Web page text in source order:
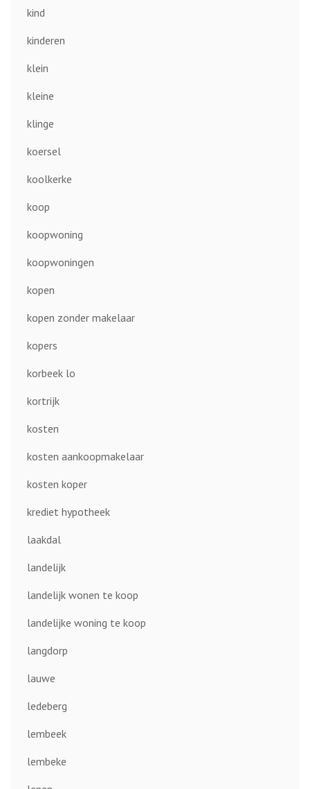
kind
kinderen
klein
kleine
klinge
koersel
koolkerke
koop
koopwoning
koopwoningen
kopen
kopen zonder makelaar
kopers
korbeek lo
kortrijk
kosten
kosten aankoopmakelaar
kosten koper
krediet hypotheek
laakdal
landelijk
landelijk wonen te koop
landelijke woning te koop
langdorp
lauwe
ledeberg
lembeek
lembeke